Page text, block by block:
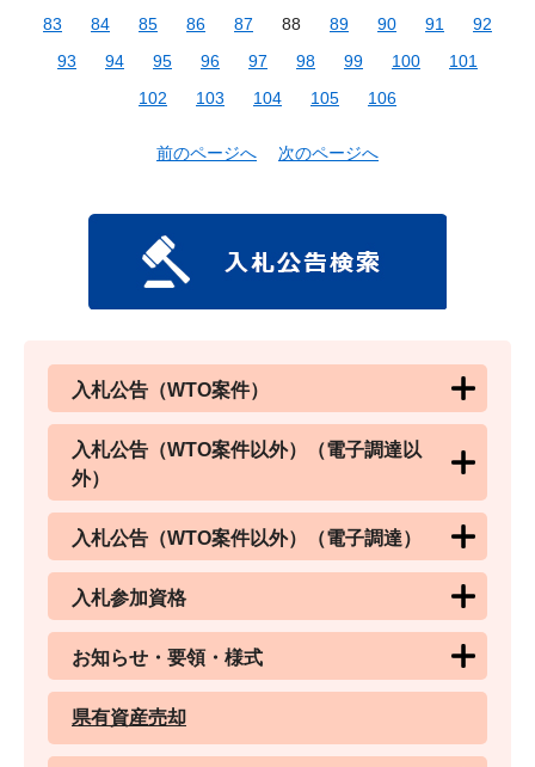
83
84 85 86 87 88 89 90 91
92
93
94 95 96 97 98 99 100
101
102
103 104 105 106
前のページへ 次のページへ
入札公告（WTO案件）
入札公告（WTO案件以外）（電子調達以
外）
入札公告（WTO案件以外）（電子調達）
入札参加資格
お知らせ・要領・様式
県有資産売却